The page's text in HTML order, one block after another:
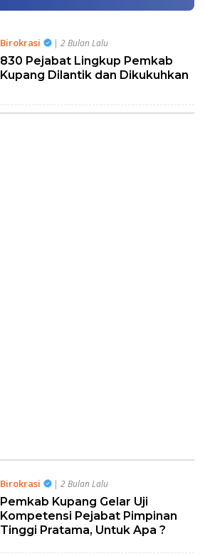
Birokrasi | 2 Bulan Lalu
830 Pejabat Lingkup Pemkab
Kupang Dilantik dan Dikukuhkan
Birokrasi | 2 Bulan Lalu
Pemkab Kupang Gelar Uji
Kompetensi Pejabat Pimpinan
Tinggi Pratama, Untuk Apa ?